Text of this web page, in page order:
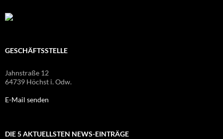
GESCHÄFTSSTELLE
Jahnstraße 12
64739 Höchst i. Odw.
E-Mail senden
DIE 5 AKTUELLSTEN NEWS-EINTRÄGE